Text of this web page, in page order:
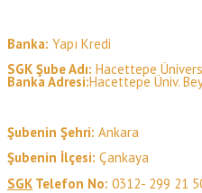
Banka: Yapı Kredi
SGK Şube Adı: Hacettepe
Banka Adresi:Hacettepe Üniv.
Şubenin Şehri: Ankara
Şubenin İlçesi: Çankaya
SGK Telefon No: 0312- 299 21